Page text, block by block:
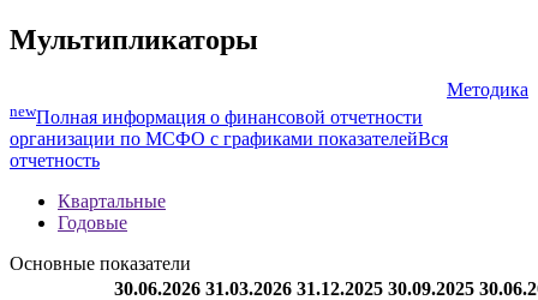
Мультипликаторы
Методика
newПолная информация о финансовой отчетности
организации по МСФО с графиками показателейВся
отчетность
Квартальные
Годовые
Основные показатели
30.06.2026 31.03.2026 31.12.2025 30.09.2025